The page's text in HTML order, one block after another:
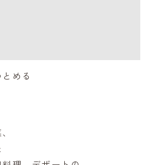
める